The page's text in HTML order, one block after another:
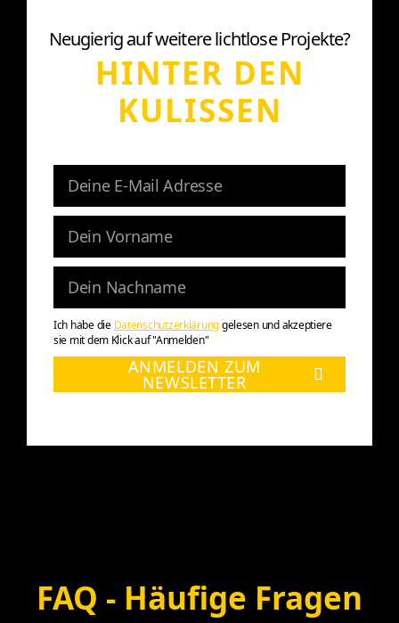
Neugierig auf weitere lichtlose Projekte?
HINTER DEN
KULISSEN
Ich habe die Datenschutzerklärunggelesen und akzeptiere
sie mit dem Klick auf "Anmelden"
ANMELDEN ZUM
NEWSLETTER
FAQ - Häufige Fragen